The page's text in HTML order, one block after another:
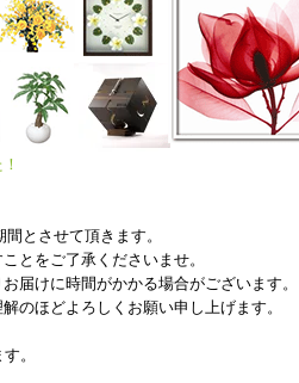
とさせて頂きます。
とをご了承くださいませ。
届けに時間がかかる場合がございます。
のほどよろしくお願い申し上げます。
。